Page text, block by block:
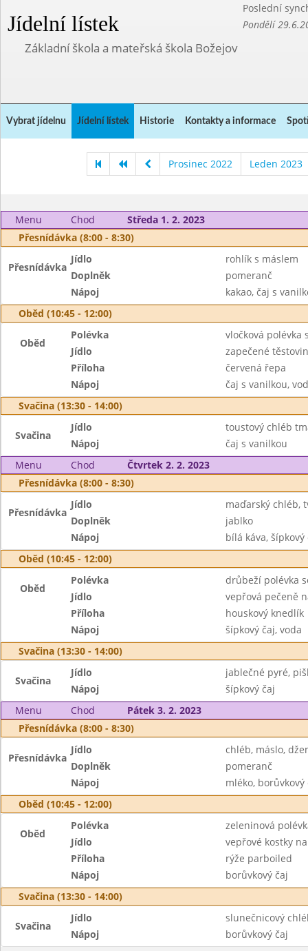
Jídelní lístek
Poslední
Pondělí
Základní škola a mateřská škola Božejov
Vybrat jídelnu Jídelní lístek Historie Kontakty a informace
Prosinec 2022 Leden 2023
Menu Chod
Středa 1. 2. 2023
Přesnídávka (8:00 - 8:30)
Přesnídávka
Jídlo
rohlík s máslem
Doplněk
pomeranč
Nápoj
kakao, čaj s
Oběd (10:45 - 12:00)
Oběd
Polévka
vločková polévka
Jídlo
zapečené
Příloha
červená řepa
Nápoj
čaj s vanilkou,
Svačina (13:30 - 14:00)
Svačina
Jídlo
toustový chléb
Nápoj
čaj s vanilkou
Menu
Chod
Čtvrtek 2. 2. 2023
Přesnídávka (8:00 - 8:30)
Přesnídávka
Jídlo
maďarský chléb,
Doplněk
jablko
Nápoj
bílá káva, šípkový
Oběd (10:45 - 12:00)
Oběd
Polévka
drůbeží polévka
Jídlo
vepřová pečeně
Příloha
houskový knedlík
Nápoj
šípkový čaj, voda
Svačina (13:30 - 14:00)
Svačina
Jídlo
jablečné pyré,
Nápoj
šípkový čaj
Menu
Chod
Pátek 3. 2. 2023
Přesnídávka (8:00 - 8:30)
Přesnídávka
Jídlo
chléb, máslo,
Doplněk
pomeranč
Nápoj
mléko, borůvkový
Oběd (10:45 - 12:00)
Oběd
Polévka
zeleninová
Jídlo
vepřové kostky
Příloha
rýže parboiled
Nápoj
borůvkový čaj
Svačina (13:30 - 14:00)
Svačina
Jídlo
slunečnicový
Nápoj
borůvkový čaj